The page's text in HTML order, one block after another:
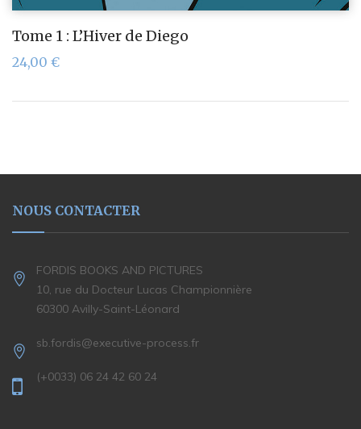
Tome 1 : L’Hiver de Diego
24,00 €
NOUS CONTACTER
FORDIS BOOKS AND PICTURES
10, rue du Docteur Lucas Championnière
60300 Avilly-Saint-Léonard
sb.fordis@executive-process.fr
(+0033) 06 24 42 60 24